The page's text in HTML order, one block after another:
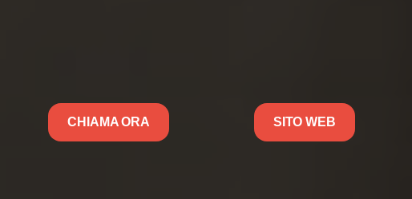
CHIAMA ORA SITO WEB